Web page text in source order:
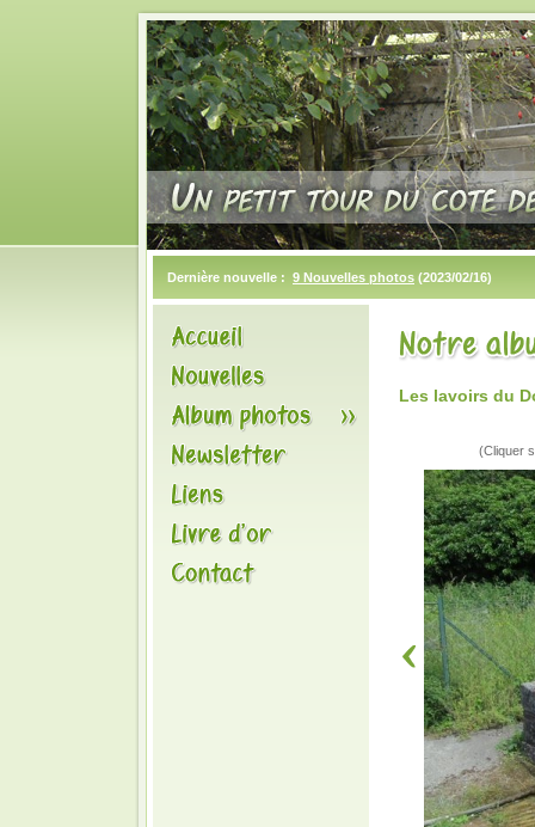
Dernière nouvelle : 9 Nouvelles photos (2023/02/16)
Les lavoirs du
(Cliquer